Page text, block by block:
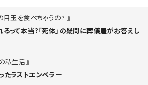
目玉を食べちゃうの?
って本当?「死体」の疑問に葬儀屋がお答えし
私生活
たラストエンペラー